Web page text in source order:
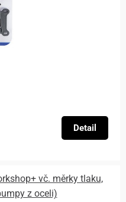
Detail
vč. měrky tlaku,
z oceli)